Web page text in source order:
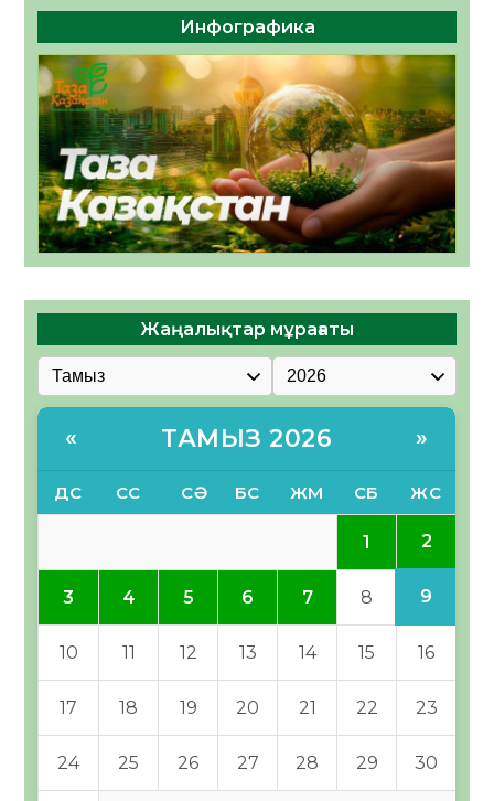
Инфографика
Жаңалықтар мұрағаты
« ТАМЫЗ 2026 »
ДС СС СӘ БС ЖМ СБ ЖС
1 2
3 4 5 6 7 8 9
10 11 12 13 14 15 16
17 18 19 20 21 22 23
24 25 26 27 28 29 30